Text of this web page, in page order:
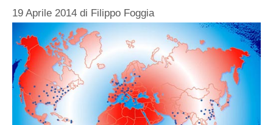
19 Aprile 2014 di Filippo Foggia